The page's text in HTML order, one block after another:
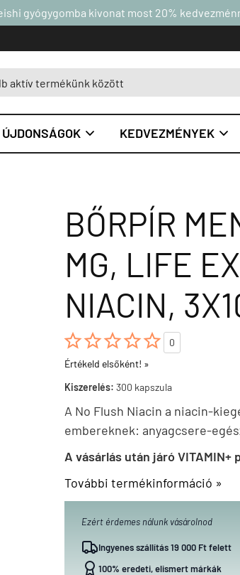
gyógygomba kivonat most 20%
ÚJDONSÁGOK  KEDVEZMÉNYEK 
BŐRPÍR
MG, LIFE
NIACIN,

0
Értékeld elsőként! »
Kiszerelés: 300 kapszula
A No Flush Niacin a niacin-
embereknek: anyagcsere-
A vásárlás után járó VITAMIN+
További termékinformáció »
Ezért érdemes nálunk vásárolnod
Ingyenes szállítás 19 000 Ft felett
100% eredeti, elismert márkák